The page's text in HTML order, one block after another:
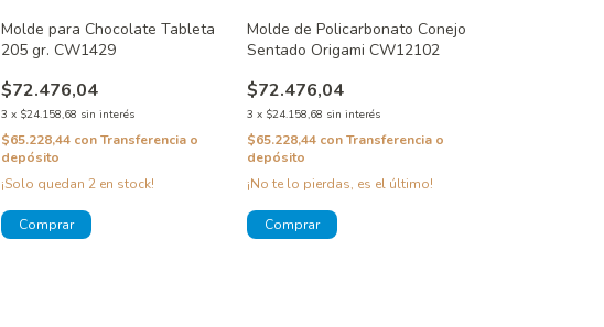
Molde para Chocolate Tableta
205 gr. CW1429
$72.476,04
3 x $24.158,68 sin interés
$65.228,44 conTransferencia o
depósito
¡Solo quedan 2 en stock!
Molde de Policarbonato Conejo
Sentado Origami CW12102
$72.476,04
3 x $24.158,68 sin interés
$65.228,44 con Transferencia o
depósito
¡No te lo pierdas, es el último!